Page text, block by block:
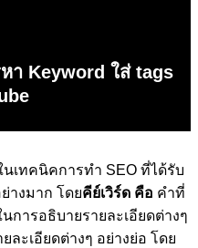
า Keyword ใส่ tags
นเทคนิคการทำ SEO ที่ได้รับ
างมาก โดยคีย์เวิร์ด คือ คำที่
ารอธิบายรายละเอียดต่างๆ
ละเอียดต่างๆ อย่างย่อ โดย